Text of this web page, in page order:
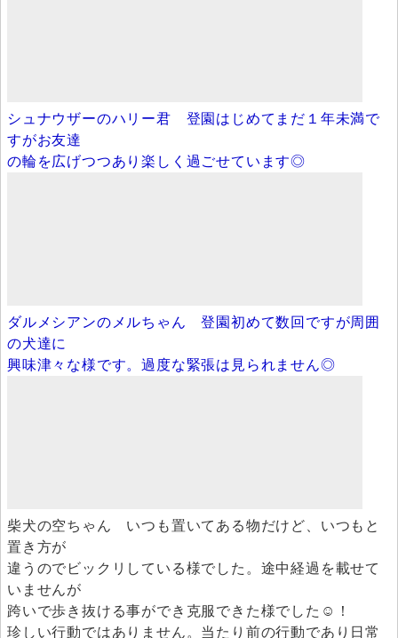
シュナウザーのハリー君 登園はじめてまだ１年未満で
すがお友達
の輪を広げつつあり楽しく過ごせています◎
ダルメシアンのメルちゃん 登園初めて数回ですが周囲
の犬達に
興味津々な様です。過度な緊張は見られません◎
柴犬の空ちゃん いつも置いてある物だけど、いつもと
置き方が
違うのでビックリしている様でした。途中経過を載せて
いませんが
跨いで歩き抜ける事ができ克服できた様でした☺！
珍しい行動ではありません。当たり前の行動であり日常